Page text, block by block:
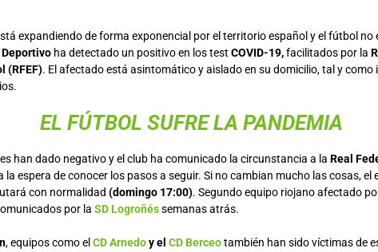
expandiendo de forma exponencial por el territorio español y el fútbol no
ha detectado un positivo en los test COVID-19,facilitados por la
(RFEF). El afectado está asintomático y aislado en su domicilio, tal y como
EL FÚTBOL SUFRE LA PANDEMIA
han dado negativo y el club ha comunicado la circunstancia a la Real
la espera de conocer los pasos a seguir. Si no cambian mucho las cosas, el
con normalidad (domingo 17:00). Segundo equipo riojano afectado
por la SD Logroñéssemanas atrás.
, equipos como el CD Arnedoy el CD Berceotambién han sido víctimas de